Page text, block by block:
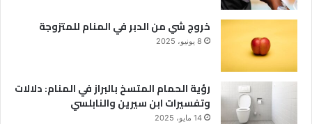
خروج شي من الدبر في المنام للمتزوجة
8 يونيو، 2025
رؤية الحمام المتسخ بالبراز في المنام: دلالات
وتفسيرات ابن سيرين والنابلسي
14 مايو، 2025